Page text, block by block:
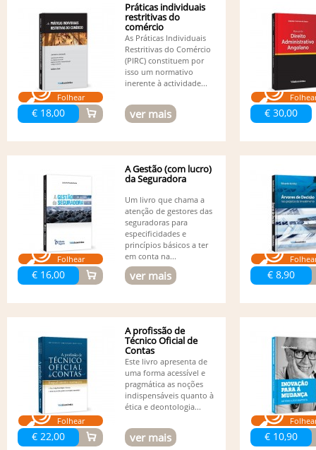
Folhear
€ 18,00
Práticas individuais
restritivas do
comércio
As Práticas Individuais
Restritivas do Comércio
(PIRC) constituem por
isso um normativo
inerente à actividade...
ver mais € 30,00
Folhear
€ 16,00
A Gestão (com lucro)
da Seguradora
Um livro que chama a
atenção de gestores das
seguradoras para
especificidades e
princípios básicos a ter
em conta na...
ver mais € 8,90
Folhear
€ 22,00
A profissão de
Técnico Oficial de
Contas
Este livro apresenta de
uma forma acessível e
pragmática as noções
indispensáveis quanto à
ética e deontologia...
ver mais € 10,90